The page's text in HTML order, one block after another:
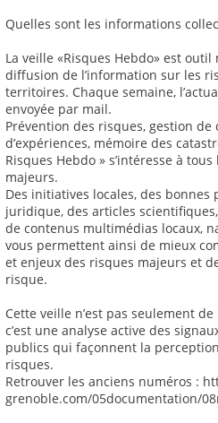
Quelles sont les informations
La veille «Risques Hebdo» est outil
diffusion de l’information sur les
territoires. Chaque semaine,
envoyée par mail.
Prévention des risques, gestion de
d’expériences, mémoire des
Risques Hebdo » s’intéresse à
majeurs.
Des initiatives locales, des bonnes
juridique, des articles
de contenus multimédias locaux,
vous permettent ainsi de mieux
et enjeux des risques majeurs et
risque.
Cette veille n’est pas seulement
c’est une analyse active des
publics qui façonnent la
risques.
Retrouver les anciens numéros :
grenoble.com/05documentation/